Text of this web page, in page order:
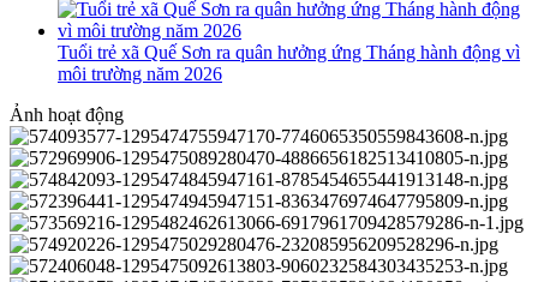
Tuổi trẻ xã Quế Sơn ra quân hưởng ứng Tháng hành động vì
môi trường năm 2026
Ảnh hoạt động